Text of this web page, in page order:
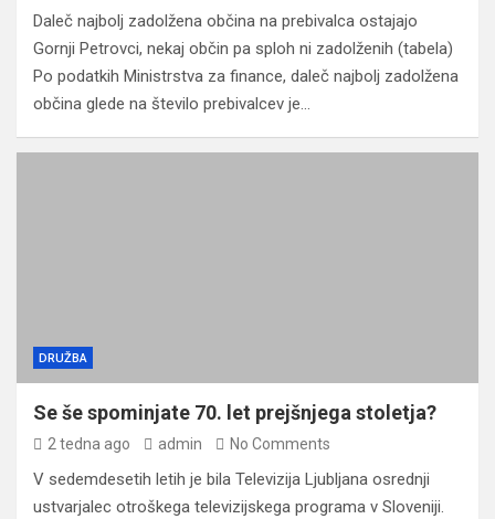
Daleč najbolj zadolžena občina na prebivalca ostajajo
Gornji Petrovci, nekaj občin pa sploh ni zadolženih (tabela)
Po podatkih Ministrstva za finance, daleč najbolj zadolžena
občina glede na število prebivalcev je…
DRUŽBA
Se še spominjate 70. let prejšnjega stoletja?
2 tedna ago admin No Comments
V sedemdesetih letih je bila Televizija Ljubljana osrednji
ustvarjalec otroškega televizijskega programa v Sloveniji.